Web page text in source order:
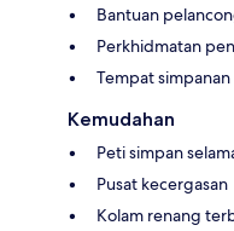
Bantuan
Perkhidmatan
Tempat
Kemudahan
Peti simpan
Pusat kecergasan
Kolam renang